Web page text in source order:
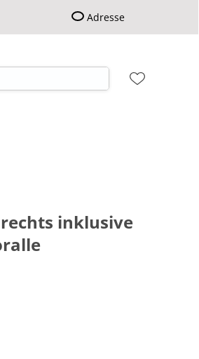
Adresse
rechts inklusive